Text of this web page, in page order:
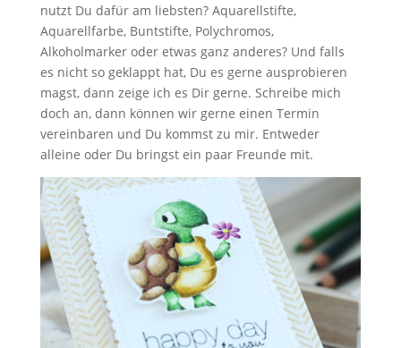
nutzt Du dafür am liebsten? Aquarellstifte,
Aquarellfarbe, Buntstifte, Polychromos,
Alkoholmarker oder etwas ganz anderes? Und falls
es nicht so geklappt hat, Du es gerne ausprobieren
magst, dann zeige ich es Dir gerne. Schreibe mich
doch an, dann können wir gerne einen Termin
vereinbaren und Du kommst zu mir. Entweder
alleine oder Du bringst ein paar Freunde mit.